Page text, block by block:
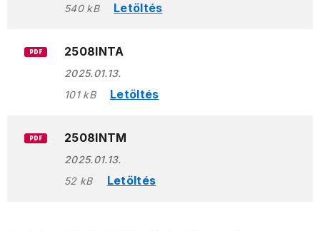
540 kB
Letöltés
PDF 2508INTA
2025.01.13.
101 kB
Letöltés
PDF 2508INTM
2025.01.13.
52 kB
Letöltés